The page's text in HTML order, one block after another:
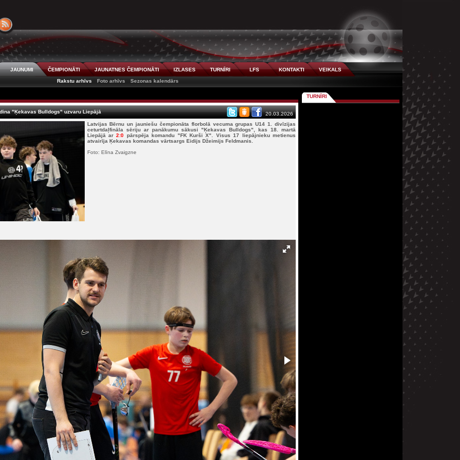
JAUNUMI ČEMPIONĀTI JAUNATNES ČEMPIONĀTI IZLASES TURNĪRI LFS KONTAKTI
VEIKALS
Rakstu arhīvs
Foto arhīvs Sezonas kalendārs
"Ķekavas Bulldogs" uzvaru Liepājā
20.03.2026
Latvijas Bērnu un jauniešu čempionāta florbolā vecuma grupas U14 1. divīzijas
ceturtdaļfināla sēriju ar panākumu sākusi "Ķekavas Bulldogs", kas 18. martā
Liepājā ar2:0 pārspēja komandu "FK Kurši X". Visus 17 liepājnieku metienus
atvairīja Ķekavas komandas vārtsargs Eidijs Džeimijs Feldmanis.
Foto: Elīna Zvaigzne
TURNĪRI